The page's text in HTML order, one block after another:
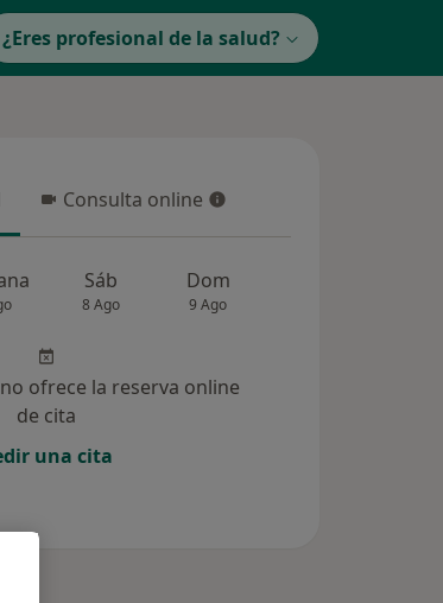
¿Eres profesional de la salud?
Consulta online
Consulta online
Sáb
8 Ago
Dom
9 Ago
ofrece la reserva online
de cita
una cita